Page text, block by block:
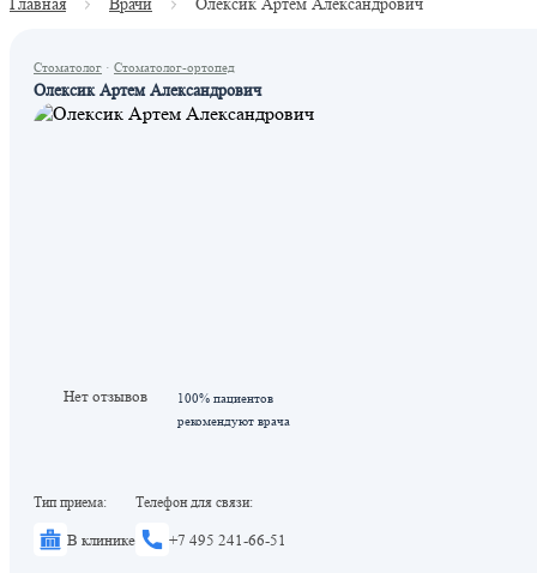
Стоматолог · Стоматолог-ортопед
Олексик Артем Александрович
Нет отзывов
100% пациентов
рекомендуют врача
Тип приема:
В клинике
Телефон для связи:
+7 495 241-66-51